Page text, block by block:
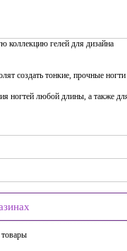
коллекцию гелей для дизайна
создать тонкие, прочные ногти
ногтей любой длины, а также